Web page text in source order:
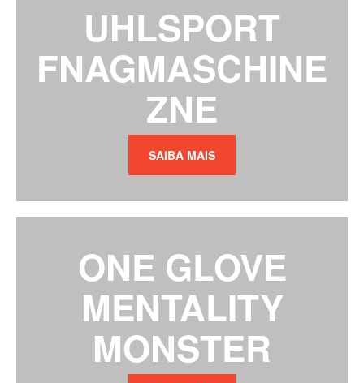
UHLSPORT
FNAGMASCHINE
ZNE
SAIBA MAIS
ONE GLOVE
MENTALITY
MONSTER